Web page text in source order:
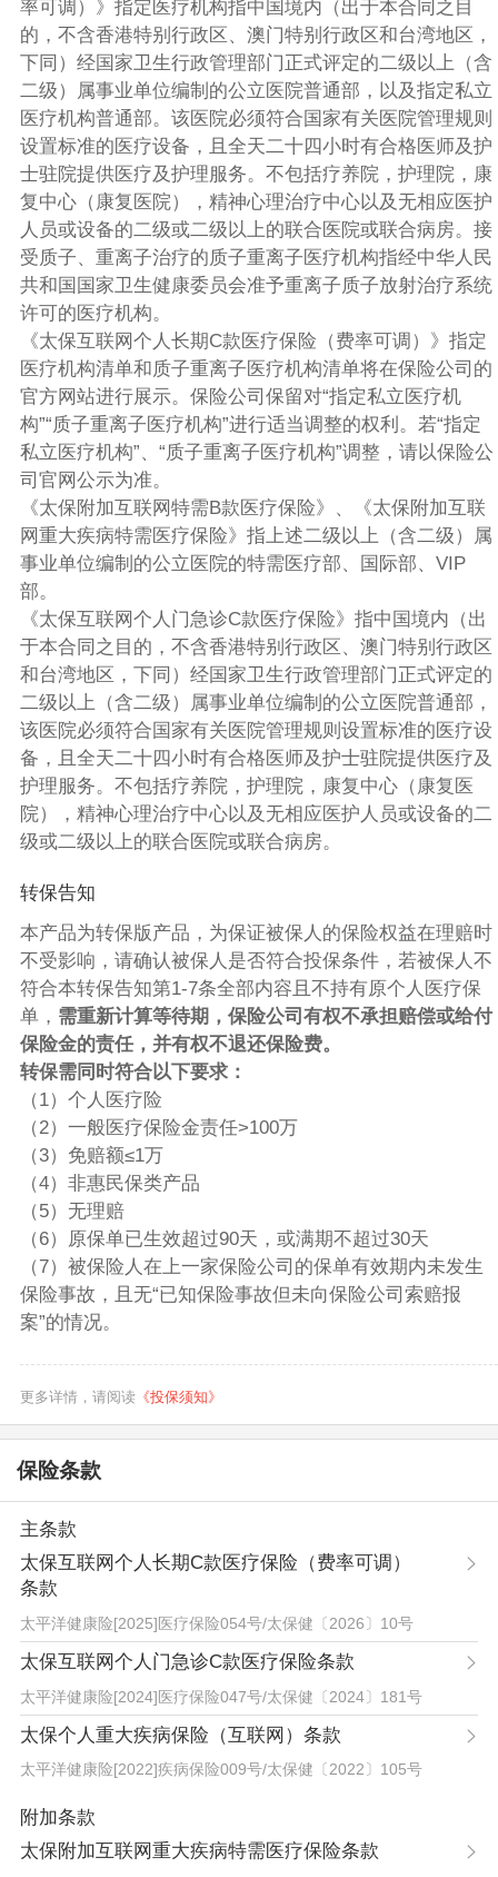
率可调）》指定医疗机构指中国境内（出于本合同之目
的，不含香港特别行政区、澳门特别行政区和台湾地区，
下同）经国家卫生行政管理部门正式评定的二级以上（含
二级）属事业单位编制的公立医院普通部，以及指定私立
医疗机构普通部。该医院必须符合国家有关医院管理规则
设置标准的医疗设备，且全天二十四小时有合格医师及护
士驻院提供医疗及护理服务。不包括疗养院，护理院，康
复中心（康复医院），精神心理治疗中心以及无相应医护
人员或设备的二级或二级以上的联合医院或联合病房。接
受质子、重离子治疗的质子重离子医疗机构指经中华人民
共和国国家卫生健康委员会准予重离子质子放射治疗系统
许可的医疗机构。
《太保互联网个人长期C款医疗保险（费率可调）》指定
医疗机构清单和质子重离子医疗机构清单将在保险公司的
官方网站进行展示。保险公司保留对“指定私立医疗机
构”“质子重离子医疗机构”进行适当调整的权利。若“指定
私立医疗机构”、“质子重离子医疗机构”调整，请以保险公
司官网公示为准。
《太保附加互联网特需B款医疗保险》、《太保附加互联
网重大疾病特需医疗保险》指上述二级以上（含二级）属
事业单位编制的公立医院的特需医疗部、国际部、VIP
部。
《太保互联网个人门急诊C款医疗保险》指中国境内（出
于本合同之目的，不含香港特别行政区、澳门特别行政区
和台湾地区，下同）经国家卫生行政管理部门正式评定的
二级以上（含二级）属事业单位编制的公立医院普通部，
该医院必须符合国家有关医院管理规则设置标准的医疗设
备，且全天二十四小时有合格医师及护士驻院提供医疗及
护理服务。不包括疗养院，护理院，康复中心（康复医
院），精神心理治疗中心以及无相应医护人员或设备的二
级或二级以上的联合医院或联合病房。
转保告知
本产品为转保版产品，为保证被保人的保险权益在理赔时
不受影响，请确认被保人是否符合投保条件，若被保人不
符合本转保告知第1-7条全部内容且不持有原个人医疗保
单， 需重新计算等待期，保险公司有权不承担赔偿或给付
保险金的责任，并有权不退还保险费。
转保需同时符合以下要求：
（1）个人医疗险
（2）一般医疗保险金责任>100万
（3）免赔额≤1万
（4）非惠民保类产品
（5）无理赔
（6）原保单已生效超过90天，或满期不超过30天
（7）被保险人在上一家保险公司的保单有效期内未发生
保险事故，且无“已知保险事故但未向保险公司索赔报
案”的情况。
更多详情，请阅读《投保须知》
保险条款
主条款
太保互联网个人长期C款医疗保险（费率可调）
条款
太平洋健康险[2025]医疗保险054号/太保健〔2026〕10号
太保互联网个人门急诊C款医疗保险条款
太平洋健康险[2024]医疗保险047号/太保健〔2024〕181号
太保个人重大疾病保险（互联网）条款
太平洋健康险[2022]疾病保险009号/太保健〔2022〕105号
附加条款
太保附加互联网重大疾病特需医疗保险条款